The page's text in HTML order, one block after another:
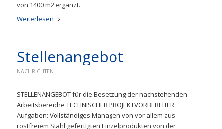
von 1400 m2 ergänzt.
Weiterlesen
Stellenangebot
NACHRICHTEN
STELLENANGEBOT für die Besetzung der nachstehenden
Arbeitsbereiche TECHNISCHER PROJEKTVORBEREITER
Aufgaben: Vollständiges Managen von vor allem aus
rostfreiem Stahl gefertigten Einzelprodukten von der